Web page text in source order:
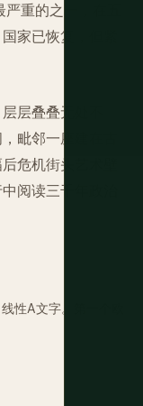
重的之一，在五
家已恢复，但紧
层叠叠无处不
毗邻一座建在古
危机街头艺术壁
阅读三千年政治
性A文字。第一个欧